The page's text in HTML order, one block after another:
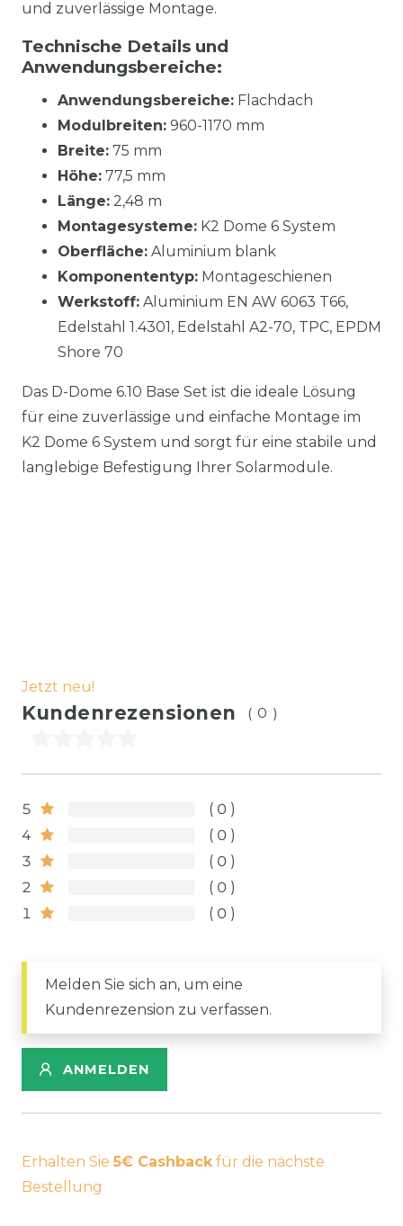
und zuverlässige Montage.
Technische Details und
Anwendungsbereiche:
Anwendungsbereiche: Flachdach
Modulbreiten: 960-1170 mm
Breite: 75 mm
Höhe: 77,5 mm
Länge: 2,48 m
Montagesysteme: K2 Dome 6 System
Oberfläche: Aluminium blank
Komponententyp: Montageschienen
Werkstoff: Aluminium EN AW 6063 T66,
Edelstahl 1.4301, Edelstahl A2-70, TPC, EPDM
Shore 70
Das D-Dome 6.10 Base Set ist die ideale Lösung
für eine zuverlässige und einfache Montage im
K2 Dome 6 System und sorgt für eine stabile und
langlebige Befestigung Ihrer Solarmodule.
Jetzt neu!
Kundenrezensionen (0)
5
0
4
0
3
0
2
0
1
0
Melden Sie sich an, um eine
Kundenrezension zu verfassen.
ANMELDEN
Erhalten Sie 5€ Cashbackfür die nächste
Bestellung